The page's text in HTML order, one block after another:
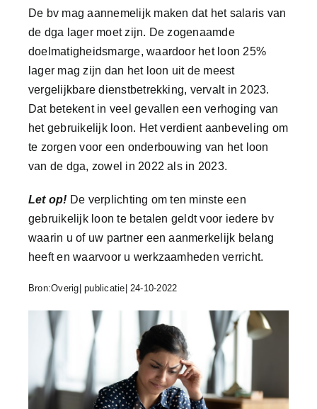
De bv mag aannemelijk maken dat het salaris van
de dga lager moet zijn. De zogenaamde
doelmatigheidsmarge, waardoor het loon 25%
lager mag zijn dan het loon uit de meest
vergelijkbare dienstbetrekking, vervalt in 2023.
Dat betekent in veel gevallen een verhoging van
het gebruikelijk loon. Het verdient aanbeveling om
te zorgen voor een onderbouwing van het loon
van de dga, zowel in 2022 als in 2023.
Let op! De verplichting om ten minste een
gebruikelijk loon te betalen geldt voor iedere bv
waarin u of uw partner een aanmerkelijk belang
heeft en waarvoor u werkzaamheden verricht.
Bron:Overig| publicatie| 24-10-2022